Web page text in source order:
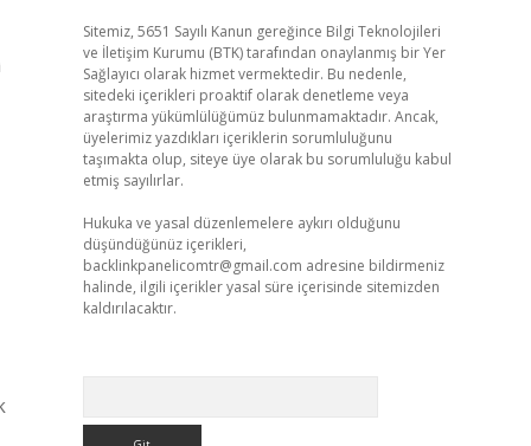
Sitemiz, 5651 Sayılı Kanun gereğince Bilgi Teknolojileri
ve İletişim Kurumu (BTK) tarafından onaylanmış bir Yer
Sağlayıcı olarak hizmet vermektedir. Bu nedenle,
sitedeki içerikleri proaktif olarak denetleme veya
araştırma yükümlülüğümüz bulunmamaktadır. Ancak,
üyelerimiz yazdıkları içeriklerin sorumluluğunu
taşımakta olup, siteye üye olarak bu sorumluluğu kabul
etmiş sayılırlar.
Hukuka ve yasal düzenlemelere aykırı olduğunu
düşündüğünüz içerikleri,
backlinkpanelicomtr@gmail.com adresine bildirmeniz
halinde, ilgili içerikler yasal süre içerisinde sitemizden
kaldırılacaktır.